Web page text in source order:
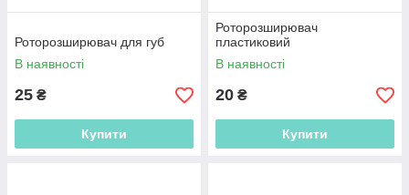
Роторозширювач для губ
В наявності
25 ₴
Купити
Роторозширювач
пластиковий
В наявності
20 ₴
Купити